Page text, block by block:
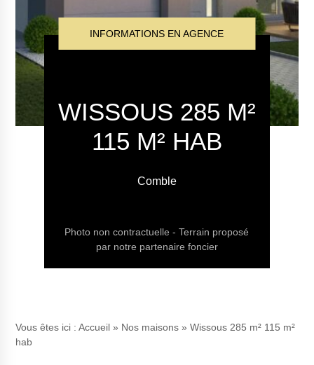
INFORMATIONS EN AGENCE
WISSOUS 285 M²
115 M² HAB
Comble
Photo non contractuelle - Terrain proposé
par notre partenaire foncier
Vous êtes ici :Accueil » Nos maisons »Wissous 285 m² 115 m²
hab